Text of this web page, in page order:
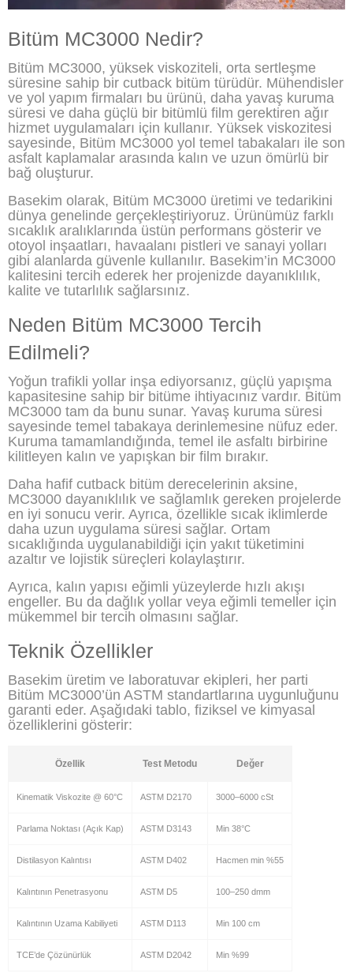
Bitüm MC3000 Nedir?
Bitüm MC3000, yüksek viskoziteli, orta sertleşme
süresine sahip bir cutback bitüm türüdür. Mühendisler
ve yol yapım firmaları bu ürünü, daha yavaş kuruma
süresi ve daha güçlü bir bitümlü film gerektiren ağır
hizmet uygulamaları için kullanır. Yüksek viskozitesi
sayesinde, Bitüm MC3000 yol temel tabakaları ile son
asfalt kaplamalar arasında kalın ve uzun ömürlü bir
bağ oluşturur.
Basekim olarak, Bitüm MC3000 üretimi ve tedarikini
dünya genelinde gerçekleştiriyoruz. Ürünümüz farklı
sıcaklık aralıklarında üstün performans gösterir ve
otoyol inşaatları, havaalanı pistleri ve sanayi yolları
gibi alanlarda güvenle kullanılır. Basekim’in MC3000
kalitesini tercih ederek her projenizde dayanıklılık,
kalite ve tutarlılık sağlarsınız.
Neden Bitüm MC3000 Tercih
Edilmeli?
Yoğun trafikli yollar inşa ediyorsanız, güçlü yapışma
kapasitesine sahip bir bitüme ihtiyacınız vardır. Bitüm
MC3000 tam da bunu sunar. Yavaş kuruma süresi
sayesinde temel tabakaya derinlemesine nüfuz eder.
Kuruma tamamlandığında, temel ile asfaltı birbirine
kilitleyen kalın ve yapışkan bir film bırakır.
Daha hafif cutback bitüm derecelerinin aksine,
MC3000 dayanıklılık ve sağlamlık gereken projelerde
en iyi sonucu verir. Ayrıca, özellikle sıcak iklimlerde
daha uzun uygulama süresi sağlar. Ortam
sıcaklığında uygulanabildiği için yakıt tüketimini
azaltır ve lojistik süreçleri kolaylaştırır.
Ayrıca, kalın yapısı eğimli yüzeylerde hızlı akışı
engeller. Bu da dağlık yollar veya eğimli temeller için
mükemmel bir tercih olmasını sağlar.
Teknik Özellikler
Basekim üretim ve laboratuvar ekipleri, her parti
Bitüm MC3000’ün ASTM standartlarına uygunluğunu
garanti eder. Aşağıdaki tablo, fiziksel ve kimyasal
özelliklerini gösterir:
Özellik Test Metodu Değer
Kinematik Viskozite @ 60°C ASTM D2170 3000–6000 cSt
Parlama Noktası (Açık Kap) ASTM D3143 Min 38°C
Distilasyon Kalıntısı ASTM D402 Hacmen min %55
Kalıntının Penetrasyonu ASTM D5 100–250 dmm
Kalıntının Uzama Kabiliyeti ASTM D113 Min 100 cm
TCE’de Çözünürlük ASTM D2042 Min %99